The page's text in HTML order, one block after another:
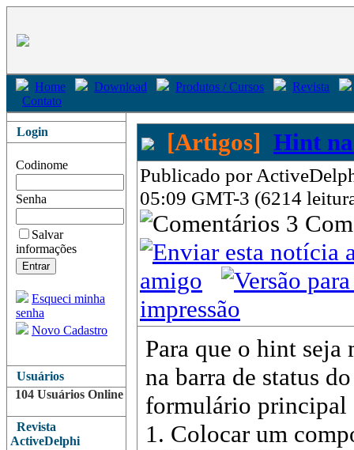
Home Download Produtos / Cursos
Revista
Contato
Login
Codinome
Senha
Salvar
informações
Esqueci minha
senha
Novo Cadastro
Usuários
104 Usuários Online
Revista
ActiveDelphi
[Artigos] Hint
Publicado por
05:09 GMT-3 (6214
3
amigo
impressão
Para que o hint seja
na barra de status do
formulário principal
1. Colocar um